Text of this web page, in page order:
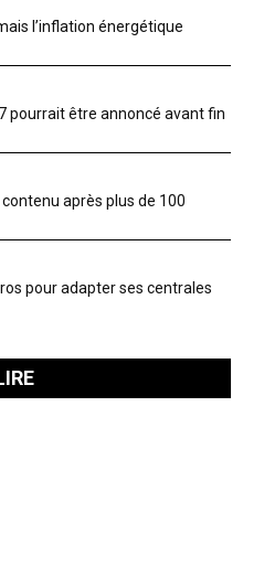
l’inflation énergétique
pourrait être annoncé avant fin
après plus de 100
pour adapter ses centrales